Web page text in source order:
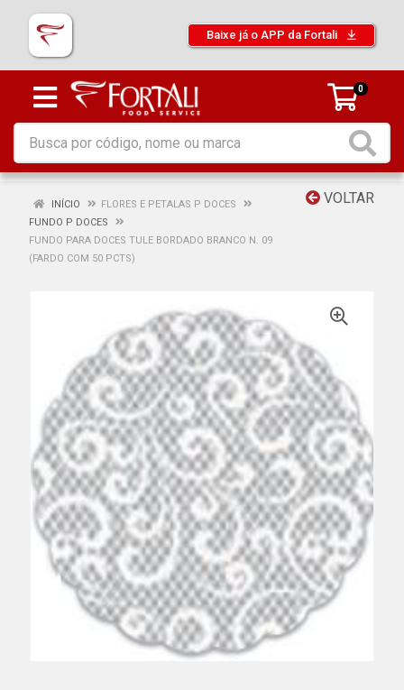
Baixe já o APP da Fortali
0
VOLTAR
INÍCIO
FLORES E PETALAS P DOCES
FUNDO P DOCES
FUNDO PARA DOCES TULE BORDADO BRANCO N. 09
(FARDO COM 50 PCTS)